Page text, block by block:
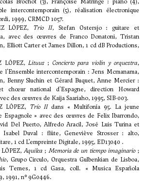
intercontemporain (5), réalisation électronique
1999, CRMCD 1057.
LÓPEZ, Trio II, Stefan Ostersjo : guitare et
avec des œuvres de Franco Donatoni, Tristan
Elliott Carter et James Dillon, 1 cd dB Productions,
LÓPEZ, Lituus; Concierto para violín y orquestra,
l'Ensemble intercontemporain : Jens Mcmanama,
Benny Sluchin et Gérard Buquet, Anne Mercier :
chœur national d'Espagne, direction Howard
des œuvres de Kaija Saariaho, 1995, SIB-003.
LÓPEZ, Trío IIdans « Multifonía 95. La jeune
Espagnole » avec des œuvres de Felix Ibarrondo,
Del Puerto, Alfredo Aracil, José Luis Turina et
Isabel Duval : flûte, Geneviève Strosser : alto,
1 cd L’empreinte Digitale, 1995, ED13040 .
LÓPEZ,Aquilea ; Memoria de un tiempo imaginario;
, Grupo Circulo, Orquestra Gulbenkian de Lisboa,
Temes, 1 cd Gasa, coll. « Musica Española
1991, n° 9G0446.